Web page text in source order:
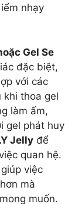
nhạy
Gel Se
đặc biệt,
với các
khi thoa gel
làm ấm,
gel phát huy
Jelly để
quan hệ.
việc
mà
muốn.